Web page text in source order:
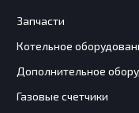
Запчасти
Котельное
Дополнительное
Газовые счетчики